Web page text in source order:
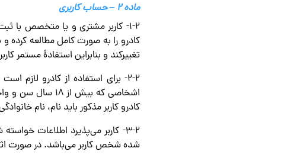
ماده ۲ – حساب کاربری
۱-۲- کاربر مشتری و یا متخصص با
کادرو را به صورت کامل مطالعه کرده
تغییرکند و بنابراین استفادۀ مستمر
۲-۲- برای استفاده از کادرو
اشخاصی که بیش
کادرو کاربر مذکور باید نام، نام
۳-۲- کاربر می‌پذیرد اطلاعات
شده شخص کاربر می‌باشد. در صورت